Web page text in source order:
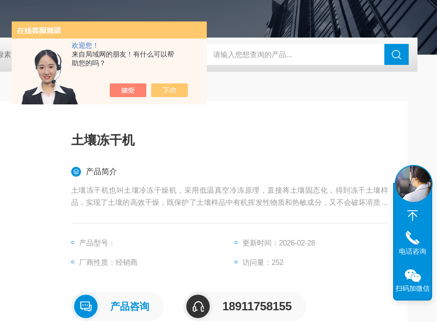
欢迎您！
来自局域网的朋友！有什么可以帮
助您的吗？
荧光仪 HLT-001土壤检测仪器土壤采样套装 德国MN 91346过氧乙酸检测仪 CT2001A微电流扣电测试 PL-G07日本富士智
土壤冻干机
产品简介
土壤冻干机也叫土壤冷冻干燥机，采用低温真空冷冻原理，直接将土壤固态化，得到冻干土壤样
品，实现了土壤的高效干燥，既保护了土壤样品中有机挥发性物质和热敏成分，又不会破坏溶质原
产品型号：
更新时间：2026-02-28
厂商性质：经销商 访问量：252
产品咨询 18911758155
电话咨询
扫码加微信